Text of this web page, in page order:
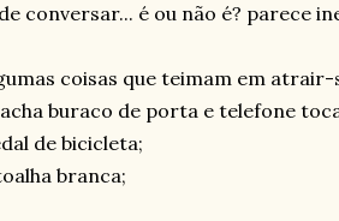
conversar... é ou não é? parece
coisas que teimam em atrair-
acha buraco de porta e telefone
de bicicleta;
branca;